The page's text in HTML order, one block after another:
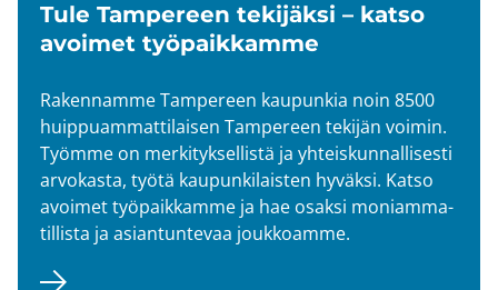
Tule Tam­pe­reen te­ki­jäk­si – katso
avoi­met työ­paik­kam­me
Ra­ken­nam­me Tam­pe­reen kau­pun­kia noin 8500
huip­puam­mat­ti­lai­sen Tam­pe­reen te­ki­jän voi­min.
Työm­me on mer­ki­tyk­sel­lis­tä ja yh­teis­kun­nal­li­ses­ti
ar­vo­kas­ta, työtä kau­pun­ki­lais­ten hy­väk­si. Katso
avoi­met työ­paik­kam­me ja hae osak­si mo­niam­ma­
til­lis­ta ja asian­tun­te­vaa jouk­koam­me.